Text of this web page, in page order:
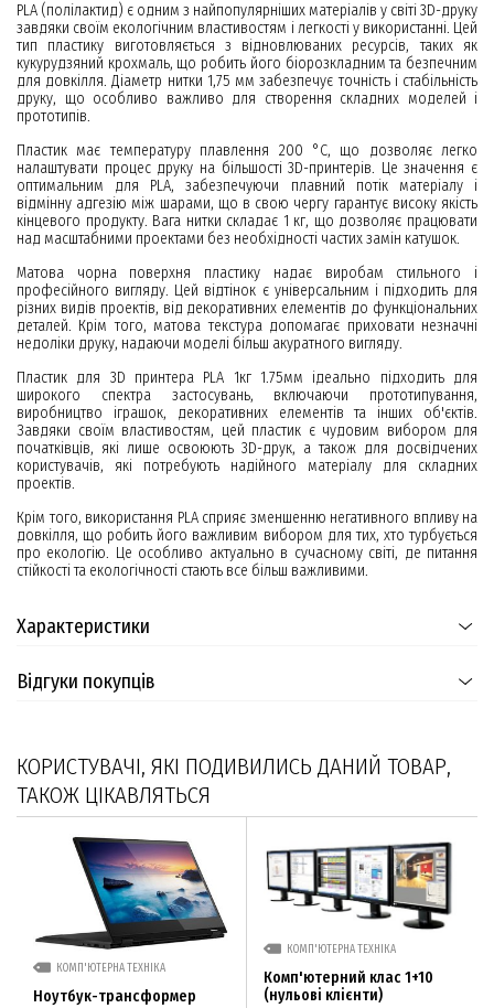
PLA (полілактид) є одним з найпопулярніших матеріалів у світі 3D-друку
завдяки своїм екологічним властивостям і легкості у використанні. Цей
тип пластику виготовляється з відновлюваних ресурсів, таких як
кукурудзяний крохмаль, що робить його біорозкладним та безпечним
для довкілля. Діаметр нитки 1,75 мм забезпечує точність і стабільність
друку, що особливо важливо для створення складних моделей і
прототипів.
Пластик має температуру плавлення 200 °C, що дозволяє легко
налаштувати процес друку на більшості 3D-принтерів. Це значення є
оптимальним для PLA, забезпечуючи плавний потік матеріалу і
відмінну адгезію між шарами, що в свою чергу гарантує високу якість
кінцевого продукту. Вага нитки складає 1 кг, що дозволяє працювати
над масштабними проектами без необхідності частих замін катушок.
Матова чорна поверхня пластику надає виробам стильного і
професійного вигляду. Цей відтінок є універсальним і підходить для
різних видів проектів, від декоративних елементів до функціональних
деталей. Крім того, матова текстура допомагає приховати незначні
недоліки друку, надаючи моделі більш акуратного вигляду.
Пластик для 3D принтера PLA 1кг 1.75мм ідеально підходить для
широкого спектра застосувань, включаючи прототипування,
виробництво іграшок, декоративних елементів та інших об'єктів.
Завдяки своїм властивостям, цей пластик є чудовим вибором для
початківців, які лише освоюють 3D-друк, а також для досвідчених
користувачів, які потребують надійного матеріалу для складних
проектів.
Крім того, використання PLA сприяє зменшенню негативного впливу на
довкілля, що робить його важливим вибором для тих, хто турбується
про екологію. Це особливо актуально в сучасному світі, де питання
стійкості та екологічності стають все більш важливими.
Характеристики
Відгуки покупців
КОРИСТУВАЧІ, ЯКІ ПОДИВИЛИСЬ ДАНИЙ ТОВАР,
ТАКОЖ ЦІКАВЛЯТЬСЯ
КОМП'ЮТЕРНА ТЕХНІКА
Ноутбук-трансформер
КОМП'ЮТЕРНА ТЕХНІКА
Комп'ютерний клас 1+10
(нульові клієнти)